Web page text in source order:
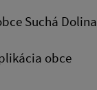
Suchá Dolina
obce